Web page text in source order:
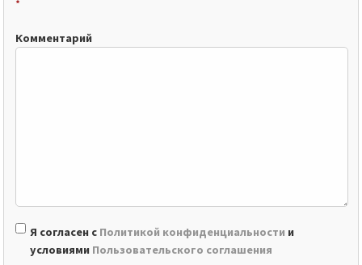
*
Комментарий
Я согласен с Политикой конфиденциальности и
условиями Пользовательского соглашения